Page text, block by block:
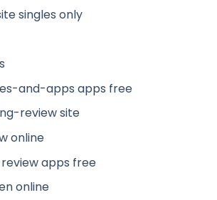
singles only
and-apps apps free
review site
online
apps free
online